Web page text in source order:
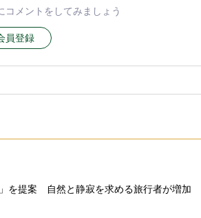
コメントをしてみましょう
員登録
を提案 自然と静寂を求める旅行者が増加